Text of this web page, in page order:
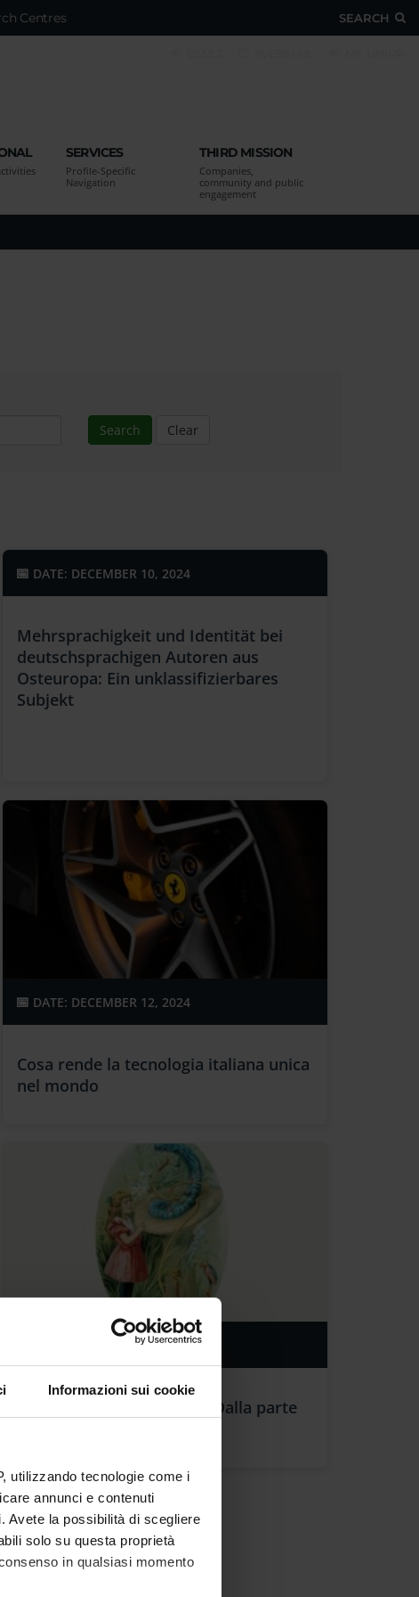
Informazioni sui cookie
utilizzando tecnologie come i
annunci e contenuti
Avete la possibilità di scegliere
solo su questa proprietà
in qualsiasi momento
SEARCH
Centres
SERVICES
Profile-Specific
Navigation
THIRD MISSION
Companies,
community and public
engagement
Search Clear
DATE: DECEMBER 10, 2024
Mehrsprachigkeit und Identität bei
deutschsprachigen Autoren aus
Osteuropa: Ein unklassifizierbares
Subjekt
DATE: DECEMBER 12, 2024
Cosa rende la tecnologia italiana unica
nel mondo
DATE: DECEMBER 13, 2024
Con Elena Gianini Belotti: Dalla parte